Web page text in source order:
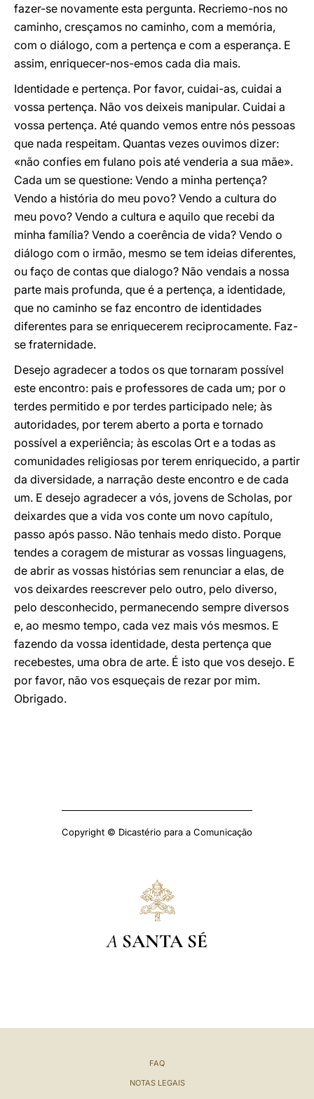
fazer-se novamente esta pergunta. Recriemo-nos no
caminho, cresçamos no caminho, com a memória,
com o diálogo, com a pertença e com a esperança. E
assim, enriquecer-nos-emos cada dia mais.
Identidade e pertença. Por favor, cuidai-as, cuidai a
vossa pertença. Não vos deixeis manipular. Cuidai a
vossa pertença. Até quando vemos entre nós pessoas
que nada respeitam. Quantas vezes ouvimos dizer:
«não confies em fulano pois até venderia a sua mãe».
Cada um se questione: Vendo a minha pertença?
Vendo a história do meu povo? Vendo a cultura do
meu povo? Vendo a cultura e aquilo que recebi da
minha família? Vendo a coerência de vida? Vendo o
diálogo com o irmão, mesmo se tem ideias diferentes,
ou faço de contas que dialogo? Não vendais a nossa
parte mais profunda, que é a pertença, a identidade,
que no caminho se faz encontro de identidades
diferentes para se enriquecerem reciprocamente. Faz-
se fraternidade.
Desejo agradecer a todos os que tornaram possível
este encontro: pais e professores de cada um; por o
terdes permitido e por terdes participado nele; às
autoridades, por terem aberto a porta e tornado
possível a experiência; às escolas Ort e a todas as
comunidades religiosas por terem enriquecido, a partir
da diversidade, a narração deste encontro e de cada
um. E desejo agradecer a vós, jovens de Scholas, por
deixardes que a vida vos conte um novo capítulo,
passo após passo. Não tenhais medo disto. Porque
tendes a coragem de misturar as vossas linguagens,
de abrir as vossas histórias sem renunciar a elas, de
vos deixardes reescrever pelo outro, pelo diverso,
pelo desconhecido, permanecendo sempre diversos
e, ao mesmo tempo, cada vez mais vós mesmos. E
fazendo da vossa identidade, desta pertença que
recebestes, uma obra de arte. É isto que vos desejo. E
por favor, não vos esqueçais de rezar por mim.
Obrigado.
Copyright © Dicastério para a Comunicação
A SANTA SÉ
FAQ
NOTAS LEGAIS